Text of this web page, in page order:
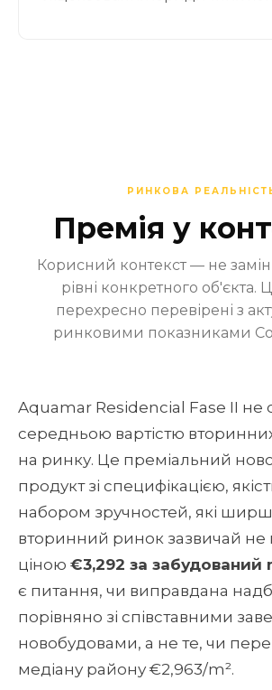
РИНКОВА
Премія у
Корисний контекст — не
рівні конкретного об'єкта.
перехресно перевірені з
ринковими показниками
Aquamar Residencial Fase II не
середньою вартістю
на ринку. Це преміальний
продукт зі специфікацією,
набором зручностей, які
вторинний ринок зазвичай не
ціною €3,292 за забудований
є питання, чи виправдана
порівняно зі співставними
новобудовами, а не те, чи
медіану району €2,963/m².